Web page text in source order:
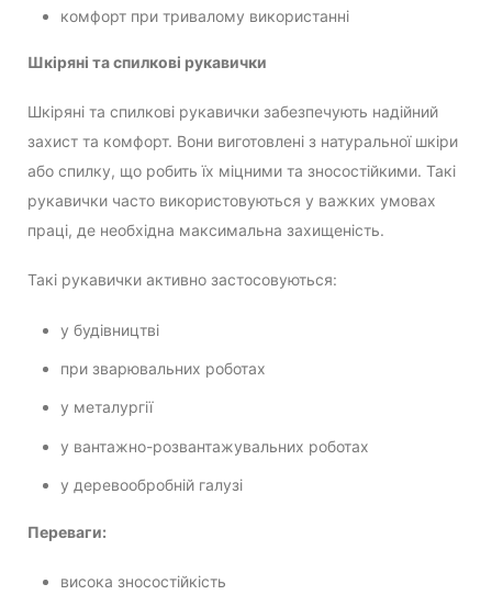
комфорт при тривалому використанні
Шкіряні та спилкові рукавички
Шкіряні та спилкові рукавички забезпечують надійний
захист та комфорт. Вони виготовлені з натуральної шкіри
або спилку, що робить їх міцними та зносостійкими. Такі
рукавички часто використовуються у важких умовах
праці, де необхідна максимальна захищеність.
Такі рукавички активно застосовуються:
у будівництві
при зварювальних роботах
у металургії
у вантажно-розвантажувальних роботах
у деревообробній галузі
Переваги:
висока зносостійкість